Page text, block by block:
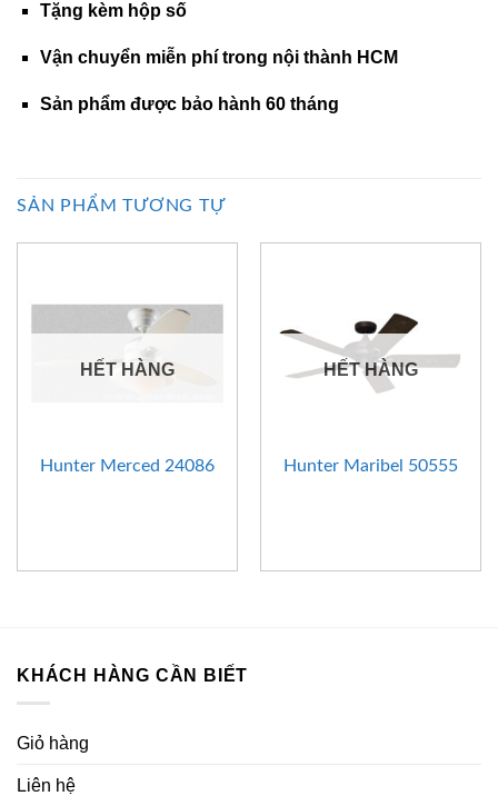
Tặng kèm hộp số
Vận chuyển miễn phí trong nội thành HCM
Sản phẩm được bảo hành 60 tháng
SẢN PHẨM TƯƠNG TỰ
HẾT HÀNG
Hunter Merced 24086
HẾT HÀNG
Hunter Maribel 50555
KHÁCH HÀNG CẦN BIẾT
Giỏ hàng
Liên hệ